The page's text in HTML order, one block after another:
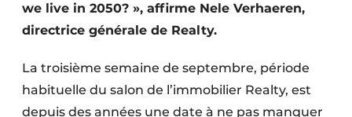
Sécurité incendie
we live in 2050? », affirme Nele Verhaeren,
directrice générale de Realty.
La troisième semaine de septembre, période
habituelle du salon de l’immobilier Realty, est
depuis des années une date à ne pas manquer